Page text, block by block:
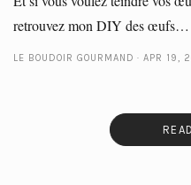
retrouvez mon DIY des œufs…
LE BOUDOIR GOURMAND APR 19,